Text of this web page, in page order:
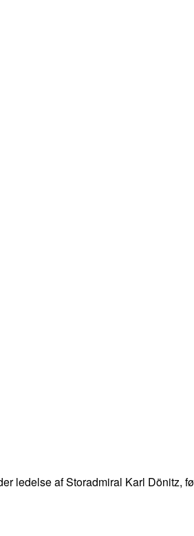
ledelse af Storadmiral Karl Dönitz,